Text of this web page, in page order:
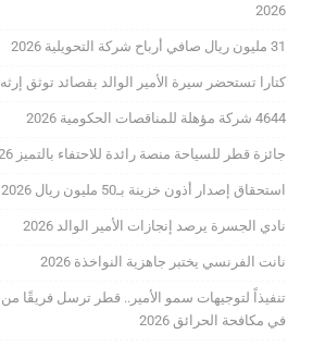
2026
31 مليون ريال صافي أرباح شركة التحويلية 2026
كتارا تستحضر سيرة الأمير الوالد بقصائد توثق إرثه 2026
4644 شركة مؤهلة للمناقصات الحكومية 2026
جائزة قطر للسياحة منصة رائدة للاحتفاء بالتميز 2026
استحقاق إصدار أذون خزينة بـ50 مليون ريال 2026
نادي الجسرة يرصد إنجازات الأمير الوالد 2026
نانت الفرنسي يختبر جاهزية النواخذة 2026
في مكافحة الحرائق 2026